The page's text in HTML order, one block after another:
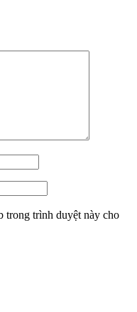
trong trình duyệt này cho